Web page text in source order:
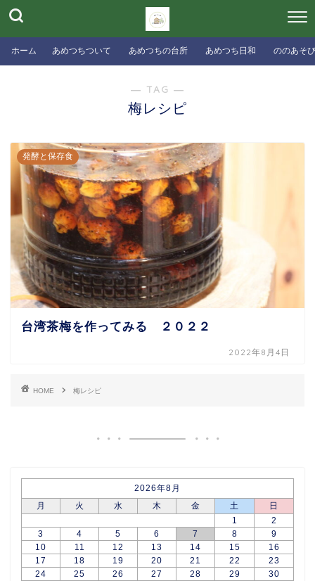
ホーム あめつちついて あめつちの台所 あめつち日和 ののあそ
― TAG ―
梅レシピ
発酵と保存食
台湾茶梅を作ってみる ２０２２
2022年8月4日
HOME 梅レシピ
2026年8月
月
火 水 木 金 土
日
1
2
3
4 5 6 7 8
9
10
11 12 13 14 15
16
17
18 19 20 21 22
23
24
25 26 27 28 29
30